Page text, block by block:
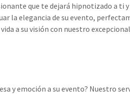
que te dejará hipnotizado a ti
la elegancia de su evento,
a su visión con nuestro
y emoción a su evento? Nuestro